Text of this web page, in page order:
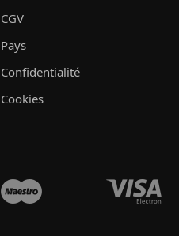
CGV
Pays
Confidentialité
Cookies